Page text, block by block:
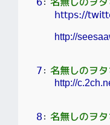
https://
http://
7 ： 名無しのヲ
http://
8 ： 名無しのヲ